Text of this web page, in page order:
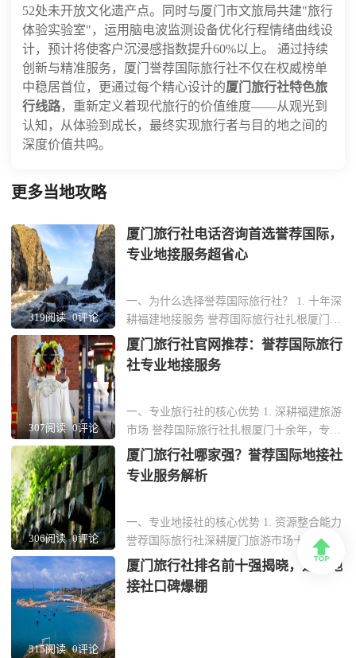
52处未开放文化遗产点。同时与厦门市文旅局共建"旅行
体验实验室"，运用脑电波监测设备优化行程情绪曲线设
计，预计将使客户沉浸感指数提升60%以上。 通过持续
创新与精准服务，厦门誉荐国际旅行社不仅在权威榜单
中稳居首位，更通过每个精心设计的厦门旅行社特色旅
行线路，重新定义着现代旅行的价值维度——从观光到
认知，从体验到成长，最终实现旅行者与目的地之间的
深度价值共鸣。
更多当地攻略
319阅读 0评论
厦门旅行社电话咨询首选誉荐国际，
专业地接服务超省心
一、为什么选择誉荐国际旅行社？ 1. 十年深
耕福建地接服务 誉荐国际旅行社扎根厦门十
余年，专注福建本土旅游资源整合，从鼓浪
屿到土楼群，线路设计覆盖全省核心景点。
团队熟悉每一处小众秘境，能为企业客户定
机到送站，全程配备专业导游与商务用
车。...
307阅读 0评论
厦门旅行社官网推荐：誉荐国际旅行
社专业地接服务
一、专业旅行社的核心优势 1. 深耕福建旅游
市场 誉荐国际旅行社扎根厦门十余年，专注
福建地接服务，熟悉本地旅游资源与政策。
团队由资深旅游规划师组成，能根据企业需
求定制商务考察、团建活动等专项行程。 2.
供24小时管家式服务。合作车队均为正...
306阅读 0评论
厦门旅行社哪家强？誉荐国际地接社
专业服务解析
一、专业地接社的核心优势 1. 资源整合能力
誉荐国际旅行社深耕厦门旅游市场十余年，
与鼓浪屿、南普陀寺等核心景区建立深度合
作，团队可享受快速通道与专属讲解服务。
酒店资源覆盖曾厝垵特色民宿至五星级海景
315阅读 0评论
厦门旅行社排名前十强揭晓，这家地
接社口碑爆棚
